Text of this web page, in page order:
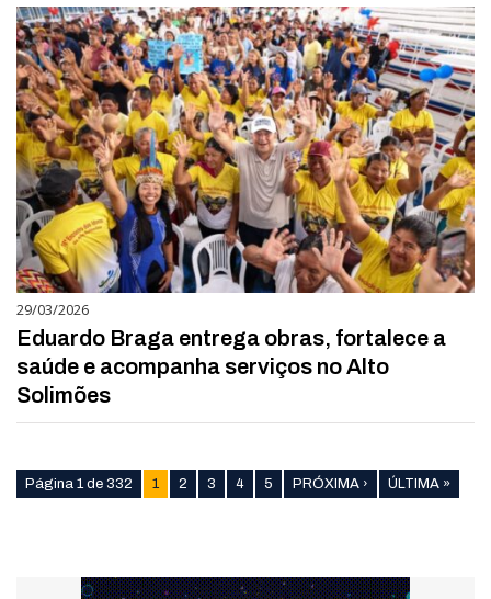
29/03/2026
Eduardo Braga entrega obras, fortalece a
saúde e acompanha serviços no Alto
Solimões
Página 1 de 332 1 2 3 4 5 PRÓXIMA › ÚLTIMA »